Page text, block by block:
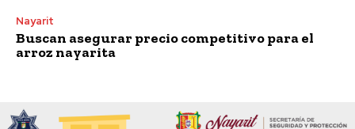
Nayarit
Buscan asegurar precio competitivo para el
arroz nayarita